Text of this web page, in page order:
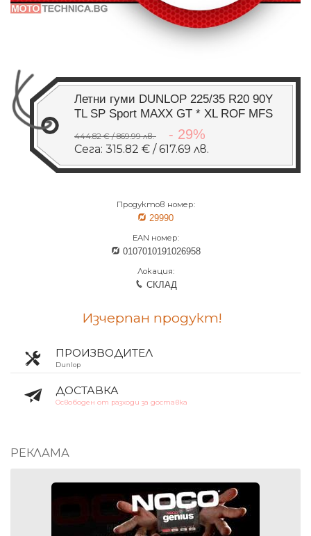
Летни гуми DUNLOP 225/35 R20 90Y
TL SP Sport MAXX GT * XL ROF MFS
444.82 € / 869.99 лв. - 29%
Сега: 315.82 € / 617.69 лв.
Продуктов номер:
29990
EAN номер:
0107010191026958
Локация:
СКЛАД
Изчерпан продукт!
ПРОИЗВОДИТЕЛ
Dunlop
ДОСТАВКА
Освободен от разходи за доставка
РЕКЛАМА